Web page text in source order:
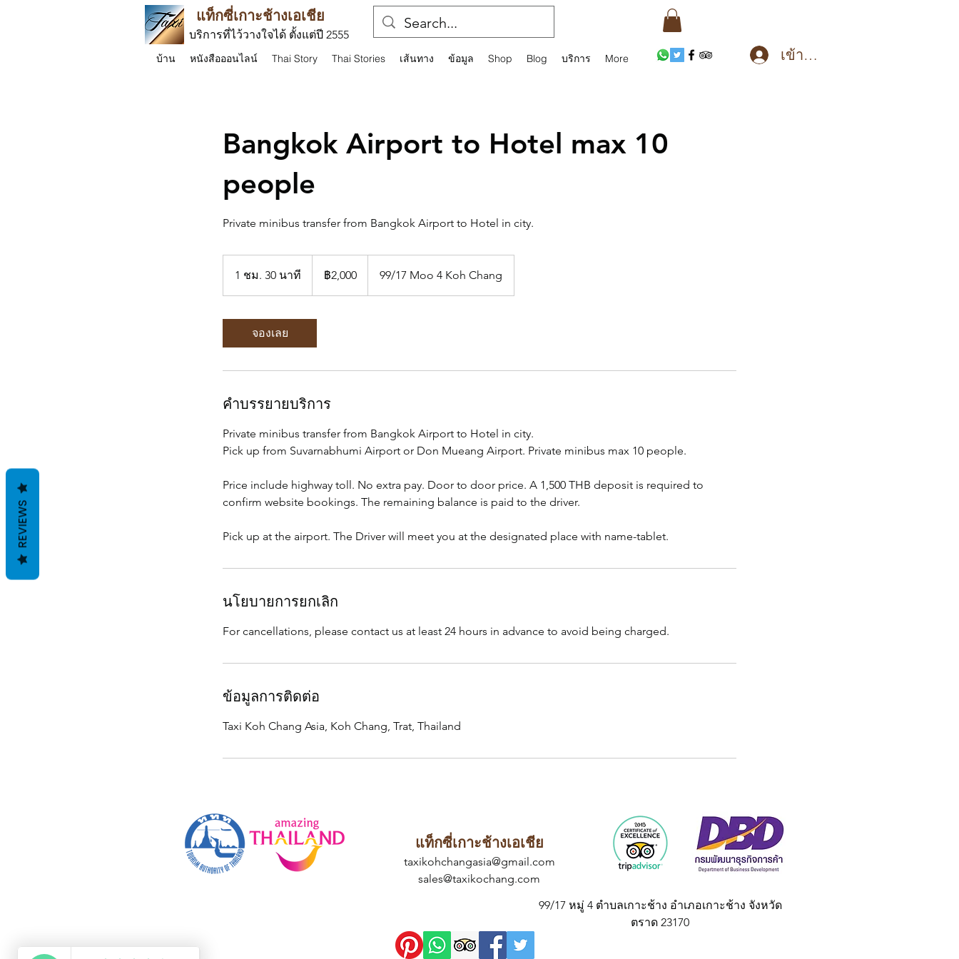
แท็กซี่เกาะช้างเอเชีย
บริการที่ไว้วางใจได้ ตั้งแต่ปี 2555
บ้าน หนังสือออนไลน์ Thai Story Thai Stories เส้นทาง ข้อมูล Shop Blog บริการ More เข้าสู่ระบบ
Bangkok Airport to Hotel max 10
people
Private minibus transfer from Bangkok Airport to Hotel in city.
1 ชม. 30 นาที
ช
ที
ไทย฿2,000 99/17 Moo 4 Koh Chang
จองเลย
คำบรรยายบริการ
Private minibus transfer from Bangkok Airport to Hotel in city.
Pick up from Suvarnabhumi Airport or Don Mueang Airport. Private minibus max 10 people.
Price include highway toll. No extra pay. Door to door price. A 1,500 THB deposit is required to
confirm website bookings. The remaining balance is paid to the driver.
Pick up at the airport. The Driver will meet you at the designated place with name-tablet.
นโยบายการยกเลิก
For cancellations, please contact us at least 24 hours in advance to avoid being charged.
ข้อมูลการติดต่อ
Taxi Koh Chang Asia, Koh Chang, Trat, Thailand
แท็กซี่เกาะช้างเอเชีย
taxikohchangasia@gmail.com
sales@taxikochang.com
99/17 หมู่ 4 ตำบลเกาะช้าง อำเภอเกาะช้าง จังหวัด
ตราด 23170
REVIEWS